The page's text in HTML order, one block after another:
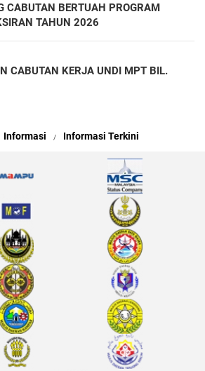
CABUTAN BERTUAH PROGRAM
TAHUN 2026
CABUTAN KERJA UNDI MPT BIL.
Informasi Informasi Terkini